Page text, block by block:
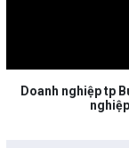
Doanh nghiệp tp